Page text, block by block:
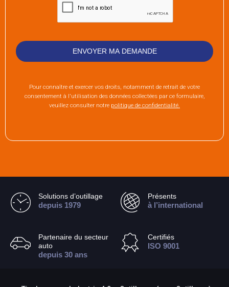
Pour connaître et exercer vos droits, notamment de retrait de votre
consentement à l'utilisation des données collectées par ce formulaire,
veuillez consulter notre politique de confidentialité.
Solutions d’outillage
depuis 1979
Présents
à l’international
Partenaire du secteur
auto
depuis 30 ans
Certifiés
ISO 9001